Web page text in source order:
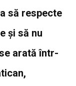
să respecte
și să nu
arată într-